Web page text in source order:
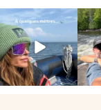
Voir une baleine
en photo, c’est
impressionnant
🐋...
Les